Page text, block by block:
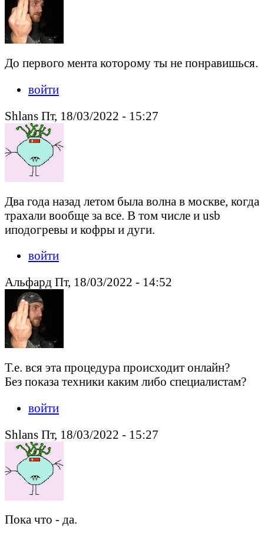
До первого мента которому ты не понравишься.
войти
Shlans Пт, 18/03/2022 - 15:27
Два года назад летом была волна в москве, когда
трахали вообще за все. В том числе и usb
иподогревы и кофры и дуги.
войти
Альфард Пт, 18/03/2022 - 14:52
Т.е. вся эта процедура происходит онлайн?
Без показа техники каким либо специалистам?
войти
Shlans Пт, 18/03/2022 - 15:27
Пока что - да.